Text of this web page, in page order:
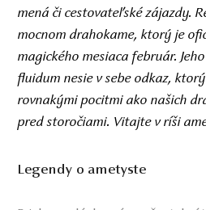
mená či cestovateľské zájazdy.
mocnom drahokame, ktorý je
magického mesiaca február.
fluidum nesie v sebe odkaz,
rovnakými pocitmi ako našich
pred storočiami. Vitajte v ríši
Legendy o ametyste